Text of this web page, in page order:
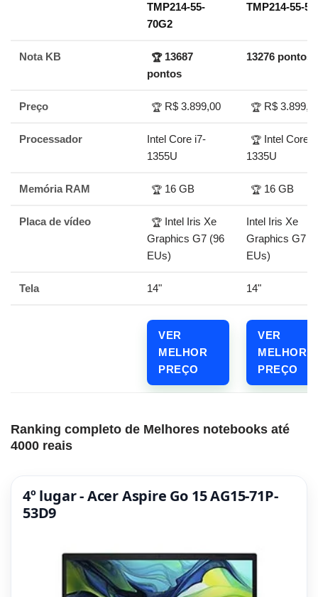
TMP214-55-
70G2
TMP214-55-
Nota KB 🏆13687
pontos
13276 pontos
Preço 🏆 R$ 3.899,00 🏆 R$
Processador
Intel Core i7-
1355U
🏆 Intel Core
1335U
Memória RAM 🏆 16 GB 🏆 16 GB
Placa de vídeo 🏆 Intel Iris Xe
Graphics G7 (96
EUs)
Intel Iris Xe
Graphics G7
EUs)
Tela 14" 14"
VER
MELHOR
PREÇO
VER
MELHOR
PREÇO
Ranking completo de Melhores notebooks até
4000 reais
4º lugar - Acer Aspire Go 15 AG15-71P-
53D9